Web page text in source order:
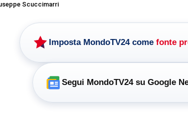
Scuccimarri
Imposta MondoTV24 come fonte
Segui MondoTV24 su Google